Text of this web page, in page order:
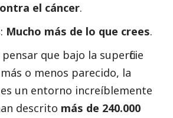
el cáncer.
Mucho más de lo que crees.
que bajo la superficie
o menos parecido, la
un entorno increíblemente
descrito más de 240.000